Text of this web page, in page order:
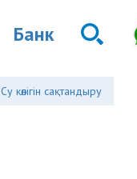
Банк
Су көлігін сақтандыру